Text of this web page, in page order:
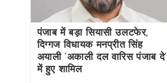
पंजाब में बड़ा सियासी उलटफेर,
दिग्गज विधायक मनप्रीत सिंह
अयाली ‘अकाली दल वारिस पंजाब दे’
में हुए शामिल